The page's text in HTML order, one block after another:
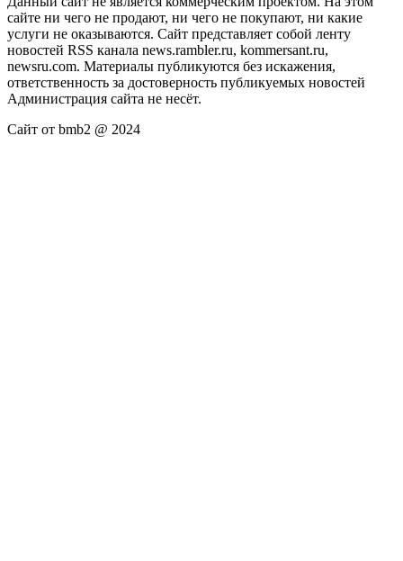
сайте ни чего не продают, ни чего не покупают, ни какие
услуги не оказываются. Сайт представляет собой ленту
новостей RSS канала news.rambler.ru, kommersant.ru,
newsru.com. Материалы публикуются без искажения,
ответственность за достоверность публикуемых новостей
Администрация сайта не несёт.
Сайт от bmb2 @ 2024